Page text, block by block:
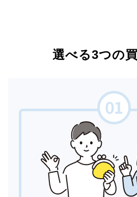
選べる3つの